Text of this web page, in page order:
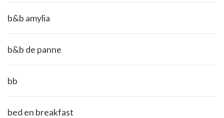
b&b amylia
b&b de panne
bb
bed en breakfast